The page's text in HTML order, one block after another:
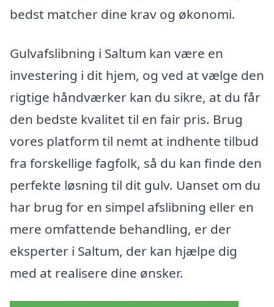
bedst matcher dine krav og økonomi.
Gulvafslibning i Saltum kan være en
investering i dit hjem, og ved at vælge den
rigtige håndværker kan du sikre, at du får
den bedste kvalitet til en fair pris. Brug
vores platform til nemt at indhente tilbud
fra forskellige fagfolk, så du kan finde den
perfekte løsning til dit gulv. Uanset om du
har brug for en simpel afslibning eller en
mere omfattende behandling, er der
eksperter i Saltum, der kan hjælpe dig
med at realisere dine ønsker.